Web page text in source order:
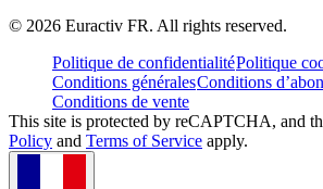
© 2026 Euractiv FR. All rights reserved.
Politique de confidentialitéPolitique
Conditions généralesConditions
Conditions de vente
This site is protected by reCAPTCHA, and
Policy and Terms of Service apply.